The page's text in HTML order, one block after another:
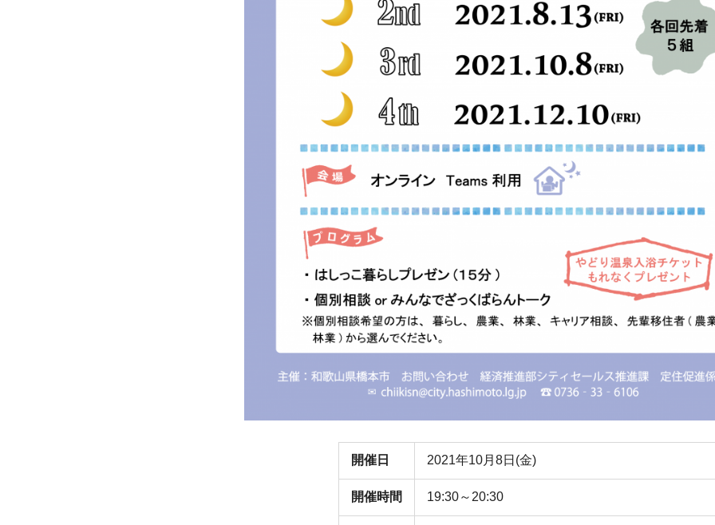
開催日 2021年10月8日(金)
開催時間 19:30～20:30